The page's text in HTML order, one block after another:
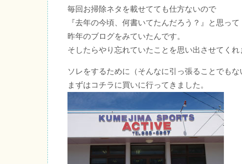
毎回お掃除ネタを載せてても仕方ないので
『去年の今頃、何書いてたんだろう？』と思って
昨年のブログをみていたんです。
そしたらやり忘れていたことを思い出させてくれ
ソレをするために（そんなに引っ張ることでもな
まずはコチラに買いに行ってきました。